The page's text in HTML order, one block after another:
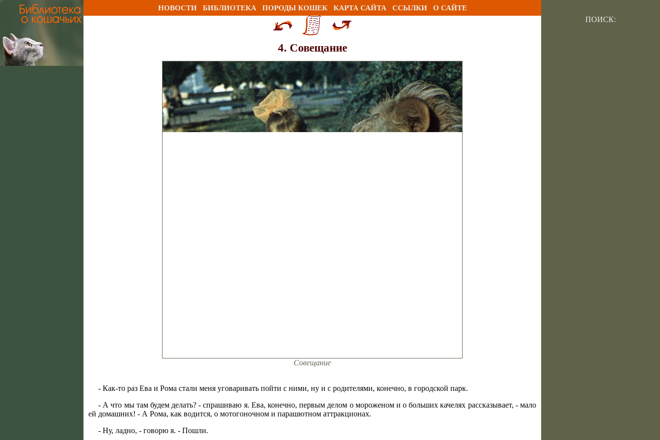
НОВОСТИ БИБЛИОТЕКА ПОРОДЫ КОШЕК КАРТА САЙТА ССЫЛКИ О САЙТЕ
4. Совещание
Совещание
- Как-то раз Ева и Рома стали меня уговаривать пойти с ними, ну и с родителями, конечно, в городской парк.
- А что мы там будем делать? - спрашиваю я. Ева, конечно, первым делом о мороженом и о больших качелях рассказывает, - мало
ей домашних! - А Рома, как водится, о мотогоночном и парашютном аттракционах.
- Ну, ладно, - говорю я. - Пошли.
ПОИСК: